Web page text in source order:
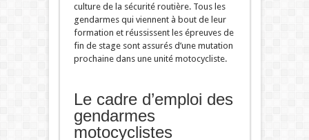
culture de la sécurité routière. Tous les
gendarmes qui viennent à bout de leur
formation et réussissent les épreuves de
fin de stage sont assurés d’une mutation
prochaine dans une unité motocycliste.
Le cadre d’emploi des
gendarmes
motocyclistes